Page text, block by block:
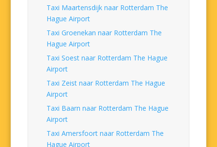
Taxi Maartensdijk naar Rotterdam The
Hague Airport
Taxi Groenekan naar Rotterdam The
Hague Airport
Taxi Soest naar Rotterdam The Hague
Airport
Taxi Zeist naar Rotterdam The Hague
Airport
Taxi Baarn naar Rotterdam The Hague
Airport
Taxi Amersfoort naar Rotterdam The
Hague Airport